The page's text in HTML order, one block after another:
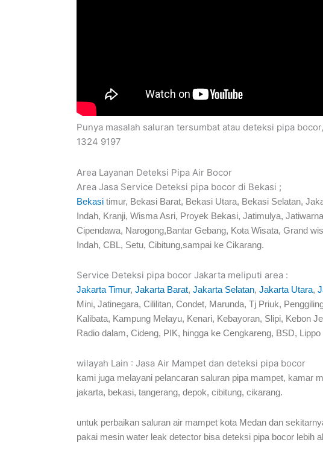
Punya masalah saluran tersumbat atau deteksi pipa
1324 9197
Area Layanan Deteksi Pipa Air Bocor
Area Jasa Service Deteksi pipa bocor di Bekasi ;
Bekasi timur, Bekasi Barat, Bekasi Utara, Bekasi Selatan,
Indah, Kranji, Wisma Asri, Proyek Bekasi, Jatimulya,
Cipendawa, Narogong,Bantar Gebang, Kota Wisata, Grand
Indah, CBL, Setu, Cibitung,sampai ke Cikarang.
Service Deteksi pipa bocor Jakarta meliputi area :
Jakarta Timur, Jakarta Barat, Jakarta Selatan, Jakarta Utara,
Mini, Jatinegara, Cililitan, Condet, Marunda, Tj Priuk,
Kalibata, Kampung Melayu, Kenari, Kebayoran, Slipi, Kebon
Radio dalam, Cideng, PIK, hingga ke Cengkareng, BSD,
wilayah Lain : Jasa Air Mampet dan deteksi pipa bocor
kami juga melayani pelancaran saluran pipa mampet, kamar
jakarta, bekasi, tangerang, depok, cibitung, cikarang.
untuk perbaikan saluran air mampet kota Medan dan
pakai mesin water leak detector bisa deteksi pipa bocor lebih